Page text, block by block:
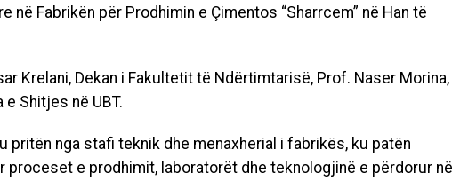
në Fabrikën për Prodhimin e Çimentos “Sharrcem” në Han të
Krelani, Dekan i Fakultetit të Ndërtimtarisë, Prof. Naser Morina,
e Shitjes në UBT.
pritën nga stafi teknik dhe menaxherial i fabrikës, ku patën
proceset e prodhimit, laboratorët dhe teknologjinë e përdorur në